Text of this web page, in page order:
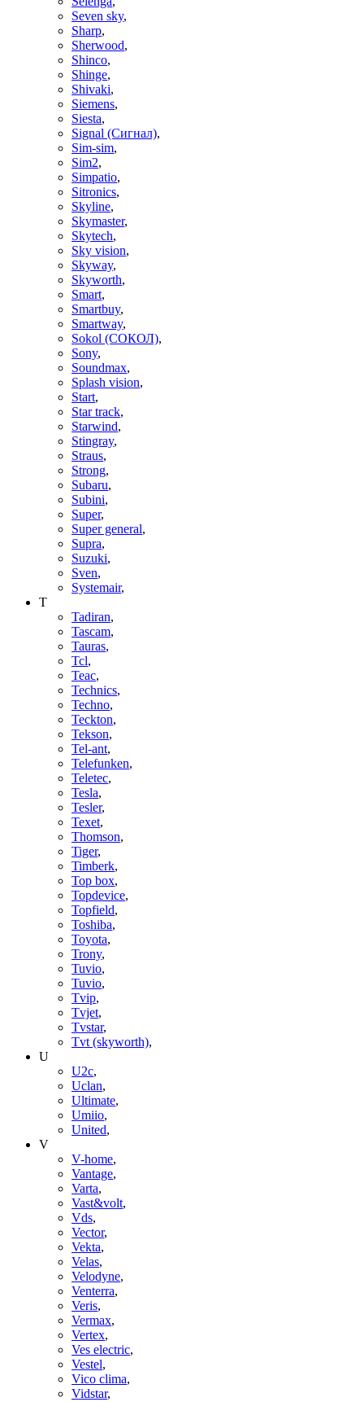
Seven sky,
Sharp,
Sherwood,
Shinco,
Shinge,
Shivaki,
Siemens,
Siesta,
Signal (Сигнал),
Sim-sim,
Sim2,
Simpatio,
Sitronics,
Skyline,
Skymaster,
Skytech,
Sky vision,
Skyway,
Skyworth,
Smart,
Smartbuy,
Smartway,
Sokol (СОКОЛ),
Sony,
Soundmax,
Splash vision,
Start,
Star track,
Starwind,
Stingray,
Straus,
Strong,
Subaru,
Subini,
Super,
Super general,
Supra,
Suzuki,
Sven,
Systemair,
T
Tadiran,
Tascam,
Tauras,
Tcl,
Teac,
Technics,
Techno,
Teckton,
Tekson,
Tel-ant,
Telefunken,
Teletec,
Tesla,
Tesler,
Texet,
Thomson,
Tiger,
Timberk,
Top box,
Topdevice,
Topfield,
Toshiba,
Toyota,
Trony,
Tuvio,
Tuvio,
Tvip,
Tvjet,
Tvstar,
Tvt (skyworth),
U
U2c,
Uclan,
Ultimate,
Umiio,
United,
V
V-home,
Vantage,
Varta,
Vast&volt,
Vds,
Vector,
Vekta,
Velas,
Velodyne,
Venterra,
Veris,
Vermax,
Vertex,
Ves electric,
Vestel,
Vico clima,
Vidstar,